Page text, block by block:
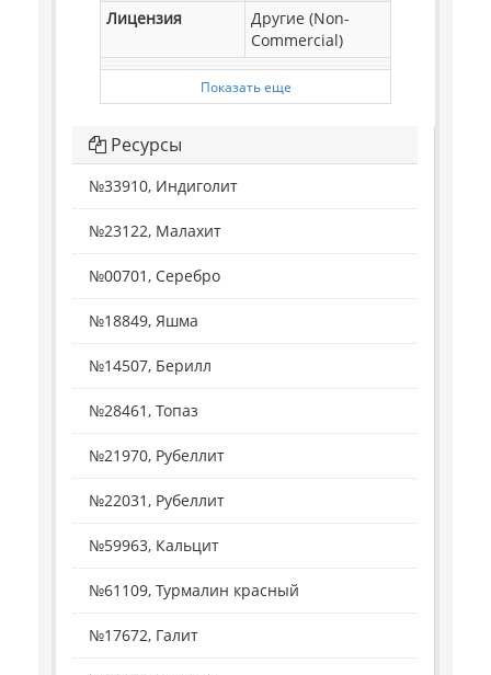
Лицензия
Другие (Non-
Commercial)
Показать еще
Ресурсы
№33910, Индиголит
№23122, Малахит
№00701, Серебро
№18849, Яшма
№14507, Берилл
№28461, Топаз
№21970, Рубеллит
№22031, Рубеллит
№59963, Кальцит
№61109, Турмалин красный
№17672, Галит